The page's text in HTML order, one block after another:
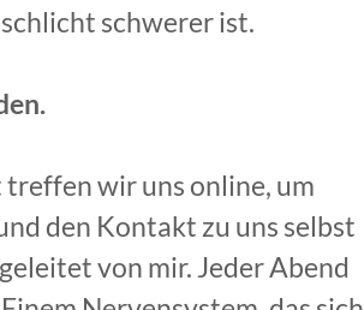
schwerer ist.
wir uns online, um
den Kontakt zu uns selbst
von mir. Jeder Abend